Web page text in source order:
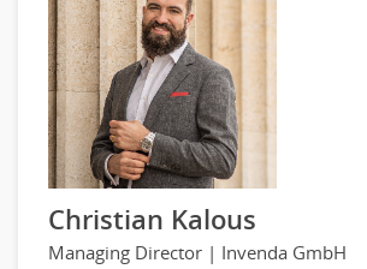
Gesundheits- und Krankenpflege
Hebamme, Entbindungshelfer
Heilerziehungspfleger
Logopädie
Pflegehelfer
Physiotherapie
Sanitätsdienst, ambulanter Dienst
Strahlentherapie
Christian Kalous
Managing Director | Invenda GmbH